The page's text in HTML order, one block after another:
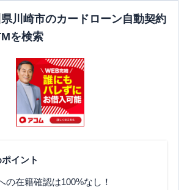
川崎市のカードローン自動契約
を検索
イント
の在籍確認は100%なし！